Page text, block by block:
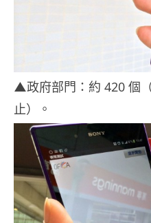
▲政府部門：約 420 個
止）。